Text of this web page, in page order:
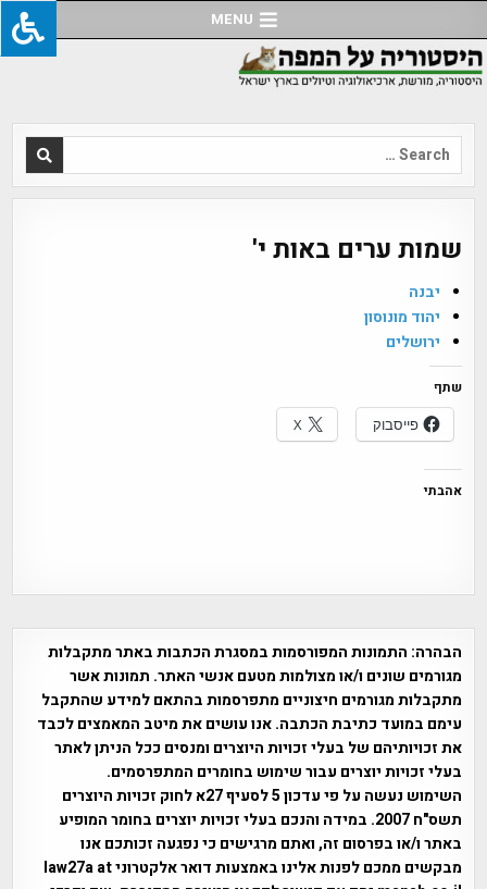
to
content
MENU
Search
for:
שמות ערים באות י'
יבנה
יהוד מונוסון
ירושלים
שתף
פייסבוק
X
אהבתי
הבהרה: התמונות המפורסמות במסגרת הכתבות באתר מתקבלות
מגורמים שונים ו/או מצולמות מטעם אנשי האתר. תמונות אשר
מתקבלות מגורמים חיצוניים מתפרסמות בהתאם למידע שהתקבל
עימם במועד כתיבת הכתבה. אנו עושים את מיטב המאמצים לכבד
את זכויותיהם של בעלי זכויות היוצרים ומנסים ככל הניתן לאתר
בעלי זכויות יוצרים עבור שימוש בחומרים המתפרסמים.
השימוש נעשה על פי עדכון 5 לסעיף 27א לחוק זכויות היוצרים
תשס"ח 2007. במידה והנכם בעלי זכויות יוצרים בחומר המופיע
באתר ו/או בפרסום זה, ואתם מרגישים כי נפגעה זכותכם אנו
מבקשים ממכם לפנות אלינו באמצעות דואר אלקטרוני law27a at